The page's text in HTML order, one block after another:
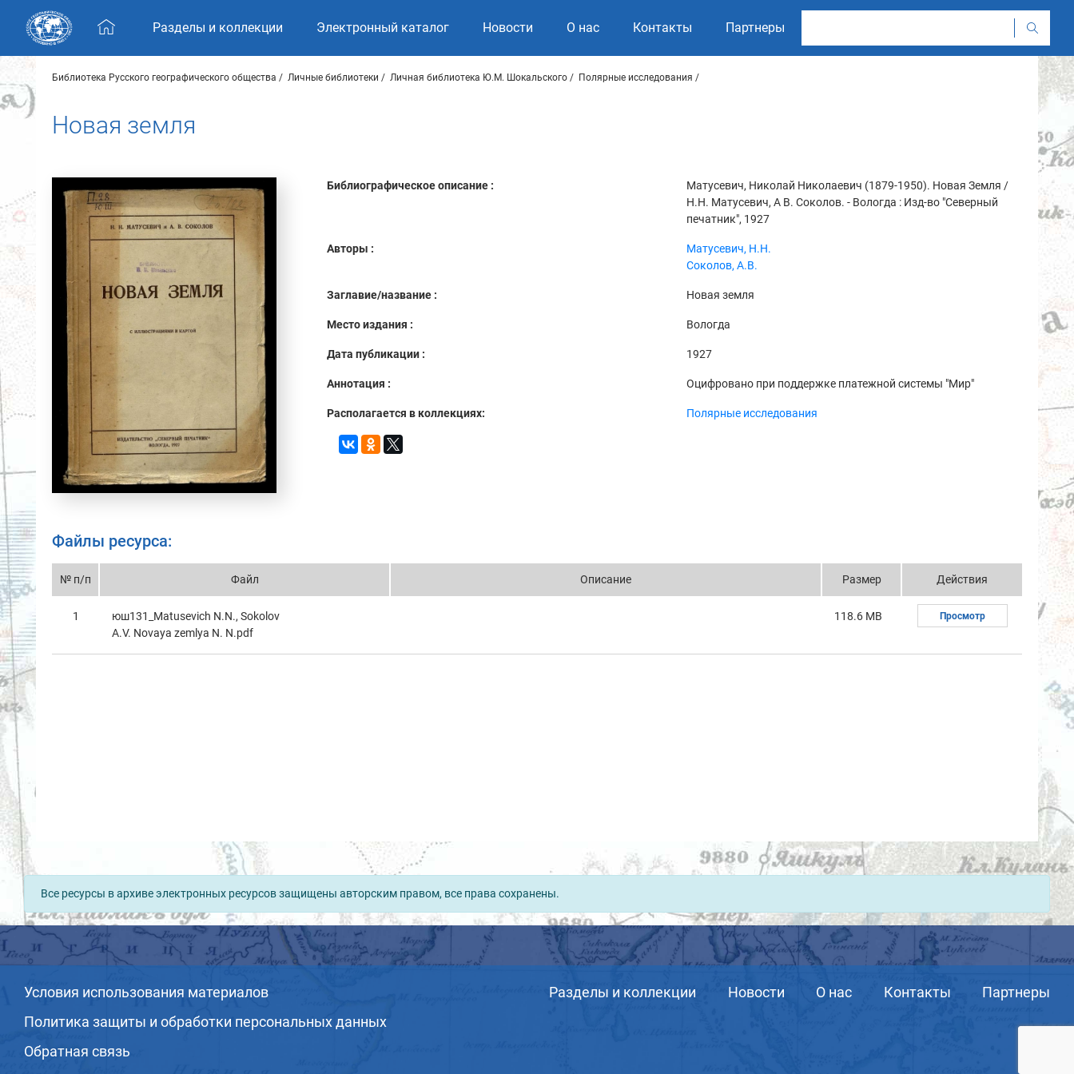
Skip navigation
Разделы и коллекции Электронный каталог Новости О нас Контакты Партнеры
Библиотека Русского географического общества Личные библиотеки Личная библиотека Ю.М. Шокальского Полярные исследования
Новая земля
Библиографическое описание :
Матусевич, Николай Николаевич (1879-1950). Новая Земля /
Н.Н. Матусевич, А В. Соколов. - Вологда : Изд-во "Северный
печатник", 1927
Авторы :
Матусевич, Н.Н.
Соколов, А.В.
Заглавие/название : Новая земля
Место издания : Вологда
Дата публикации : 1927
Аннотация : Оцифровано при поддержке платежной системы "Мир"
Располагается в коллекциях: Полярные исследования
Файлы ресурса:
№ п/п Файл Описание Размер Действия
1
юш131_Matusevich N.N., Sokolov
A.V. Novaya zemlya N. N.pdf
118.6 MB Просмотр
Все ресурсы в архиве электронных ресурсов защищены авторским правом, все права сохранены.
Условия использования материалов
Политика защиты и обработки персональных данных
Обратная связь
Разделы и коллекции Новости О нас Контакты Партнеры